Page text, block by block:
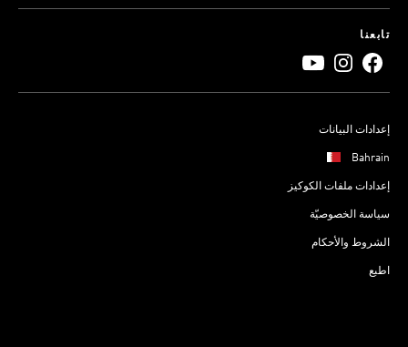
تابعنا
إعدادات البيانات
Bahrain
إعدادات ملفات الكوكيز
سياسة الخصوصيّة
الشروط والأحكام
اطبع